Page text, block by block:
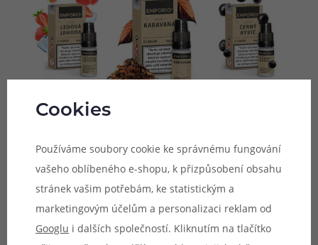
Kolekci náplní Emporio má na svědomí známý český
výrobce, který již v minulosti představil sérii
skvělých příchutí pod značkou Imperia, nebo kvalitních
stejnojmenných bází pro míchání. Nyní přichází s vlastní
kolekcí hotových e-liquidů, které se pyšní prvotřídní
Cookies
Používáme soubory cookie ke správnému fungování
vašeho oblíbeného e-shopu, k přizpůsobení obsahu
stránek vašim potřebám, ke statistickým a
marketingovým účelům a personalizaci reklam od
Googlu i dalších společností. Kliknutím na tlačítko